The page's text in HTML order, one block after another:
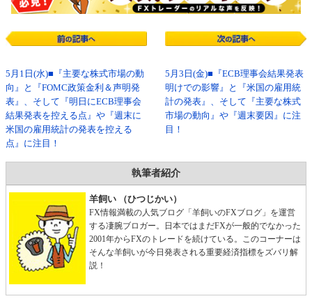
5月1日(水)■『主要な株式市場の動
向』と『FOMC政策金利＆声明発
表』、そして『明日にECB理事会
結果発表を控える点』や『週末に
米国の雇用統計の発表を控える
点』に注目！
5月3日(金)■『ECB理事会結果発表
明けでの影響』と『米国の雇用統
計の発表』、そして『主要な株式
市場の動向』や『週末要因』に注
目！
執筆者紹介
羊飼い （ひつじかい）
FX情報満載の人気ブログ「羊飼いのFXブログ」を運営
する凄腕ブロガー。日本ではまだFXが一般的でなかった
2001年からFXのトレードを続けている。このコーナーは
そんな羊飼いが今日発表される重要経済指標をズバリ解
説！